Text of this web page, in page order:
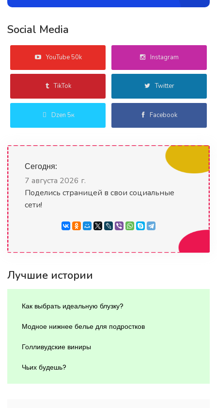
Social Media
YouTube 50k Instagram
TikTok Twitter
Dzen 5к Facebook
Сегодня:
7 августа 2026 г.
Поделись страницей в свои социальные
сети!
Лучшие истории
Как выбрать идеальную блузку?
Модное нижнее белье для подростков
Голливудские виниры
Чьих будешь?